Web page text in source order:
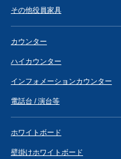
その他役員家具
カウンター
ハイカウンター
インフォメーションカウンター
電話台 / 演台等
ホワイトボード
壁掛けホワイトボード